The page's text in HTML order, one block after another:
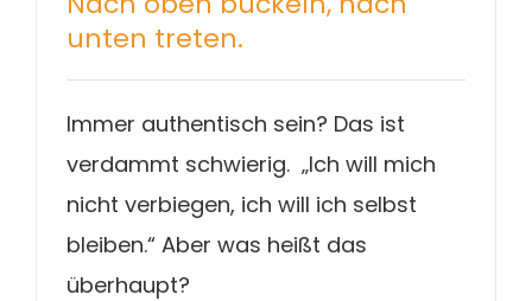
unten treten.
Immer authentisch sein? Das ist
verdammt schwierig. „Ich will mich
nicht verbiegen, ich will ich selbst
bleiben.“ Aber was heißt das
überhaupt?